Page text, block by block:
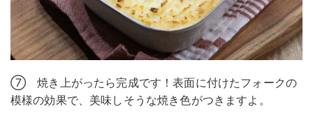
⑦ 焼き上がったら完成です！表面に付けたフォークの
模様の効果で、美味しそうな焼き色がつきますよ。